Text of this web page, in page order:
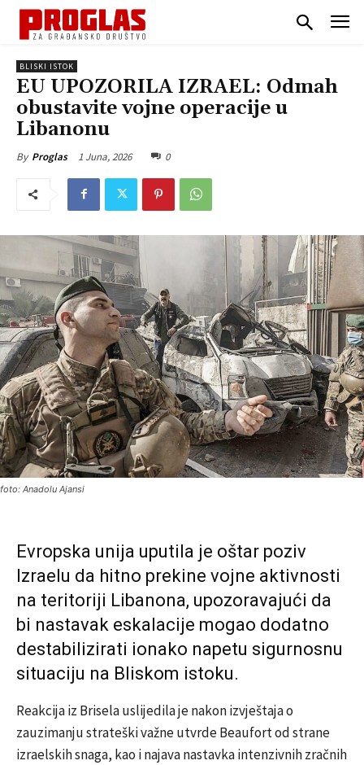
BLISKI ISTOK
EU UPOZORILA IZRAEL: Odmah
obustavite vojne operacije u
Libanonu
By Proglas 1 Juna, 2026 0
foto: Anadolu Ajansi
Evropska unija uputila je oštar poziv
Izraelu da hitno prekine vojne aktivnosti
na teritoriji Libanona, upozoravajući da
bi nastavak eskalacije mogao dodatno
destabilizirati ionako napetu sigurnosnu
situaciju na Bliskom istoku.
Reakcija iz Brisela uslijedila je nakon izvještaja o
zauzimanju strateški važne utvrde Beaufort od strane
izraelskih snaga, kao i najava nastavka intenzivnih zračnih